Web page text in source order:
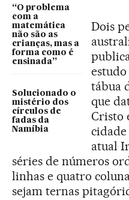
“O problema
com a
matemática
não são as
crianças, mas a
forma como é
ensinada”
Solucionado o
mistério dos
círculos de
fadas da
Namíbia
Dois
tábua
que
Cristo
atual
séries de números
linhas e quatro
sejam ternas